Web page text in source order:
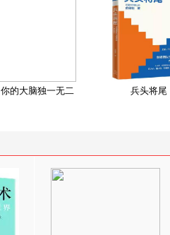
你的大脑独一无二 兵头将尾